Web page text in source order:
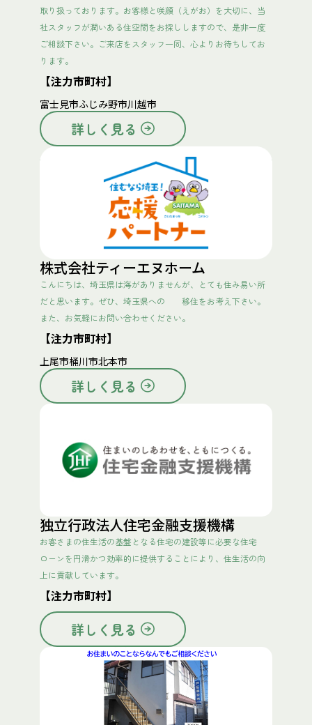
取り扱っております。お客様と咲顔（えがお）を大切に、当
社スタッフが潤いある住空間をお探ししますので、是非一度
ご相談下さい。ご来店をスタッフ一同、心よりお待ちしてお
ります。
【注力市町村】
富士見市ふじみ野市川越市
詳しく見る
株式会社ティーエヌホーム
こんにちは、埼玉県は海がありませんが、とても住み易い所
だと思います。ぜひ、埼玉県への 移住をお考え下さい。
また、お気軽にお問い合わせください。
【注力市町村】
上尾市桶川市北本市
詳しく見る
独立行政法人住宅金融支援機構
お客さまの住生活の基盤となる住宅の建設等に必要な住宅
ローンを円滑かつ効率的に提供することにより、住生活の向
上に貢献しています。
【注力市町村】
詳しく見る